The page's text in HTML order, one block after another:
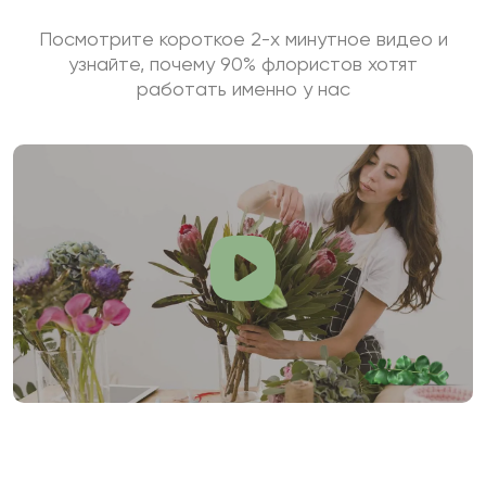
Отзыв будет опубликован после проверки.
ОСТАВИТЬ ОТЗЫВ
Посмотрите короткое 2-х минутное видео и
узнайте, почему 90% флористов хотят
работать именно у нас